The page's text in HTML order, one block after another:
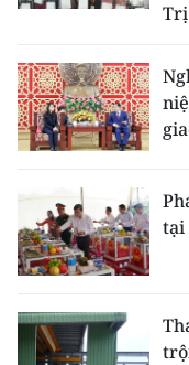
Trị
tại